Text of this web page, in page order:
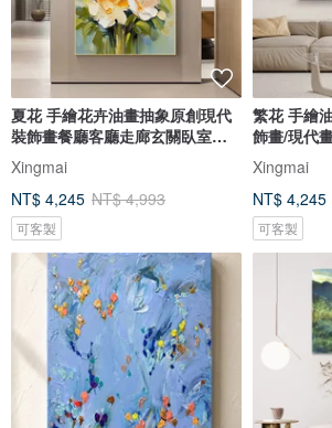
夏花 手繪花卉油畫抽象原創現代
裝飾畫餐廳客廳走廊玄關臥室掛
畫
Xingmai
NT$ 4,245 NT$ 4,993
可客製
繁花 手繪
飾畫/現代
Xingmai
NT$ 4,245
可客製